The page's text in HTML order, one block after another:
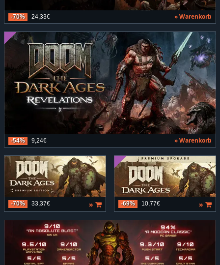
-70% 24,33€ » Warenkorb
-54% 9,24€ » Warenkorb
-70% 33,37€ » -69% 10,77€ »